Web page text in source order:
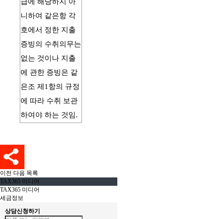
니하여 같은항 각
호에서 정한 지출
증빙의 수취의무는
없는 것이나 지출
에 관한 증빙은 같
은조 제1항의 규정
에 따라 수취 보관
하여야 하는 것임.
이전 다음 목록
TAX365 미디어
TAX365 미디어
세금정보
상담신청하기